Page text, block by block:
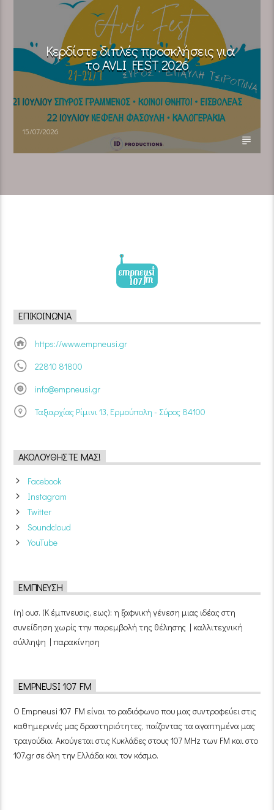
Κερδίστε διπλές προσκλήσεις για
το AVLI FEST 2026
15/07/2026
ΕΠΙΚΟΙΝΩΝΊΑ
https://www.empneusi.gr
22810 81800
info@empneusi.gr
Ταξιαρχίας Ρίμινι 13, Ερμούπολη - Σύρος 84100
ΑΚΟΛΟΥΘΉΣΤΕ ΜΑΣ!
Facebook
Instagram
Twitter
Soundcloud
YouTube
ΈΜΠΝΕΥΣΗ
(η) ουσ. (Κ έμπνευσις, εως): η ξαφνική γένεση μιας ιδέας στη
συνείδηση χωρίς την παρεμβολή της θέλησης | καλλιτεχνική
σύλληψη | παρακίνηση
EMPNEUSI 107 FM
Ο Empneusi 107 FM είναι το ραδιόφωνο που μας συντροφεύει στις
καθημερινές μας δραστηριότητες, παίζοντας τα αγαπημένα μας
τραγούδια. Ακούγεται στις Κυκλάδες στους 107 MHz των FM και στο
107.gr σε όλη την Ελλάδα και τον κόσμο.